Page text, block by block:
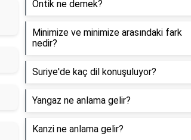
Ontik ne demek?
Minimize ve minimize arasındaki fark
nedir?
Suriye'de kaç dil konuşuluyor?
Yangaz ne anlama gelir?
Kanzi ne anlama gelir?